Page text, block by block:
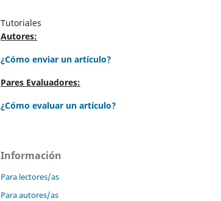
Tutoriales
Autores:
¿Cómo enviar un artículo?
Pares Evaluadores:
¿Cómo evaluar un artículo?
Información
Para lectores/as
Para autores/as